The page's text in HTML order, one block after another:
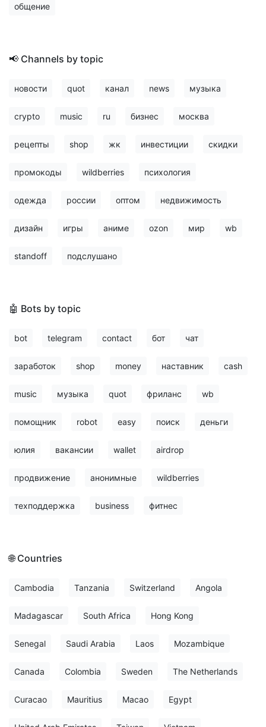
общение
📢 Channels by topic
новости quot канал news музыка
crypto music ru бизнес москва
рецепты shop жк инвестиции скидки
промокоды wildberries психология
одежда россии оптом недвижимость
дизайн игры аниме ozon мир wb
standoff подслушано
🤖 Bots by topic
bot telegram contact бот чат
заработок shop money наставник cash
music музыка quot фриланс wb
помощник robot easy поиск деньги
юлия вакансии wallet airdrop
продвижение анонимные wildberries
техподдержка business фитнес
🌐 Countries
Cambodia Tanzania Switzerland Angola
Madagascar South Africa Hong Kong
Senegal Saudi Arabia Laos Mozambique
Canada Colombia Sweden The Netherlands
Curacao Mauritius Macao Egypt